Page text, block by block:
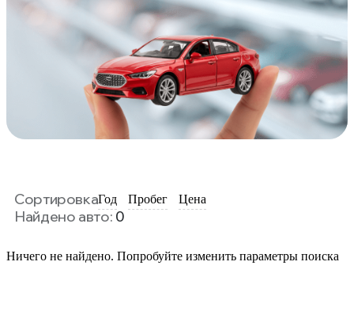
СортировкаГод Пробег Цена
Найдено авто: 0
Ничего не найдено. Попробуйте изменить параметры поиска